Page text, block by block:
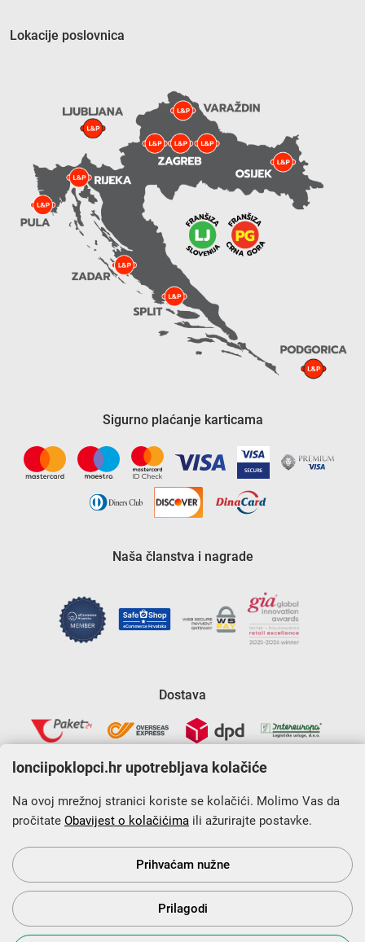
Lokacije poslovnica
Sigurno plaćanje karticama
Naša članstva i nagrade
Dostava
Krajnji primatelj financijskog instrumenta sufinanciranog iz
Europskog fonda za regionalni razvoj u sklopu Operativnog
programa „Konkurentnost i kohezija”.
s Vama od 2014. godine!
lonciipoklopci.hr upotrebljava kolačiće
Na ovoj mrežnoj stranici koriste se kolačići. Molimo Vas da
pročitate Obavijest o kolačićima ili ažurirajte postavke.
Prihvaćam nužne
Prilagodi